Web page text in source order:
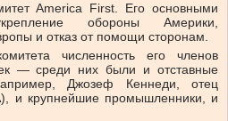
America First. Его основными
обороны Америки,
и отказ от помощи сторонам.
численность его членов
— среди них были и отставные
Джозеф Кеннеди, отец
и крупнейшие промышленники, и